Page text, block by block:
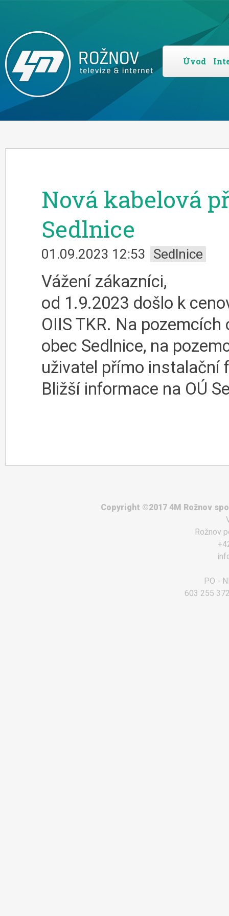
Úvod
Nová kabelová
Sedlnice
01.09.2023 12:53 Sedlnice
Vážení zákazníci,
od 1.9.2023 došlo k
OIIS TKR. Na
obec Sedlnice, na
uživatel přímo instalační
Bližší informace na OÚ
Copyright ©2017 4M Rožnov
Rožnov
PO -
603 255